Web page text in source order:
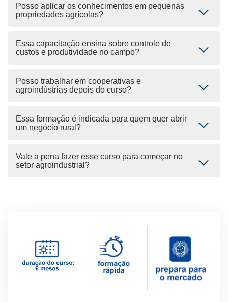
Posso aplicar os conhecimentos em pequenas
propriedades agrícolas?
Essa capacitação ensina sobre controle de
custos e produtividade no campo?
Posso trabalhar em cooperativas e
agroindústrias depois do curso?
Essa formação é indicada para quem quer abrir
um negócio rural?
Vale a pena fazer esse curso para começar no
setor agroindustrial?